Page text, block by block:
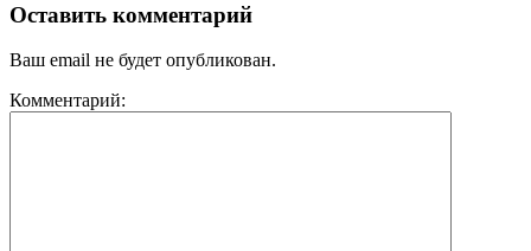
Оставить комментарий
Ваш email не будет опубликован.
Комментарий: